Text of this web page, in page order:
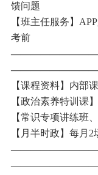
馈问题
【班主任服务】
考前
【课程资料】内部
【政治素养特训课
【常识专项讲练班
【月半时政】每月